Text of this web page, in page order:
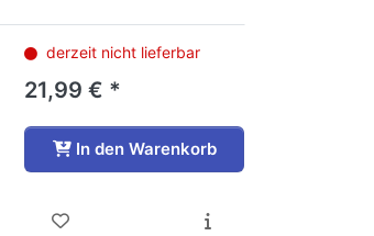
derzeit nicht lieferbar
21,99 € *
In den Warenkorb